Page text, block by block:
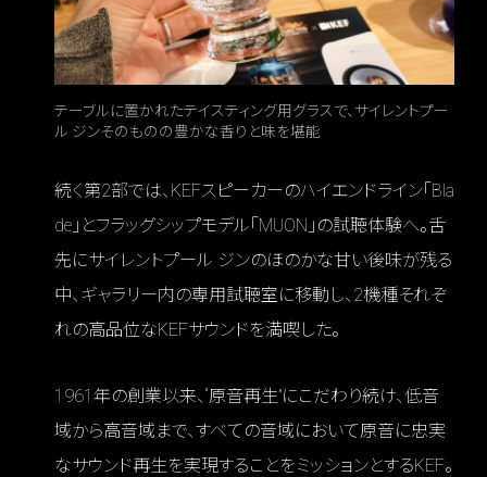
テーブルに置かれたテイスティング用グラスで、サイレントプー
ル ジンそのものの豊かな香りと味を堪能
続く第2部では、KEFスピーカーのハイエンドライン「Bla
de」とフラッグシップモデル「MUON」の試聴体験へ。舌
先にサイレントプール ジンのほのかな甘い後味が残る
中、ギャラリー内の専用試聴室に移動し、2機種それぞ
れの高品位なKEFサウンドを満喫した。
1961年の創業以来、“原音再生”にこだわり続け、低音
域から高音域まで、すべての音域において原音に忠実
なサウンド再生を実現することをミッションとするKEF。